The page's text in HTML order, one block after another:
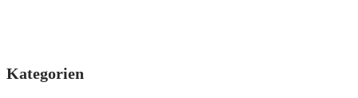
Kategorien